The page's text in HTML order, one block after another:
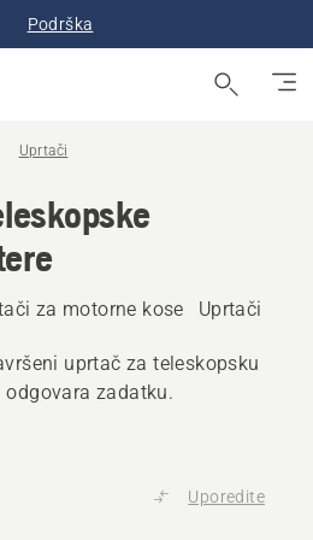
Podrška
Uprtači
za motorne kose Uprtači za
uprtač za teleskopsku
zadatku.
Uporedite